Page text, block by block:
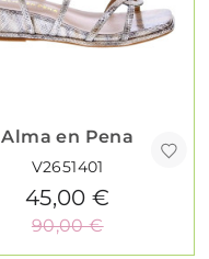
Alma en Pena
V2651401
45,00 €
90,00 €